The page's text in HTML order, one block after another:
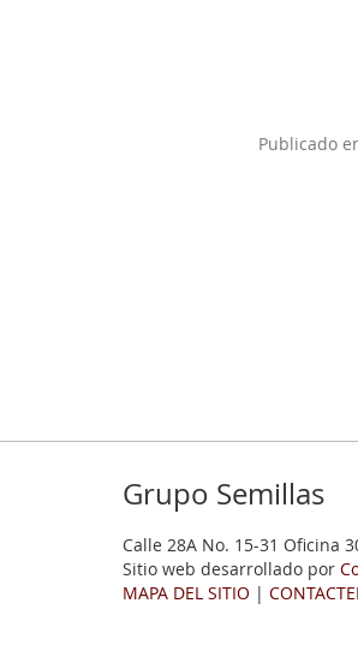
Publicado
Grupo Semillas
Calle 28A No. 15-31 Oficina
Sitio web desarrollado por
MAPA DEL SITIO |